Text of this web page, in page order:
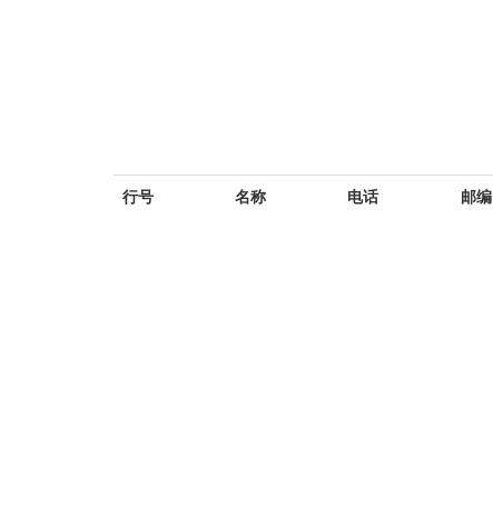
行号 名称 电话 邮编